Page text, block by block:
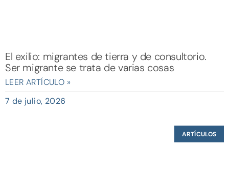
El exilio: migrantes de tierra y de consultorio.
Ser migrante se trata de varias cosas
LEER ARTÍCULO »
7 de julio, 2026
ARTÍCULOS